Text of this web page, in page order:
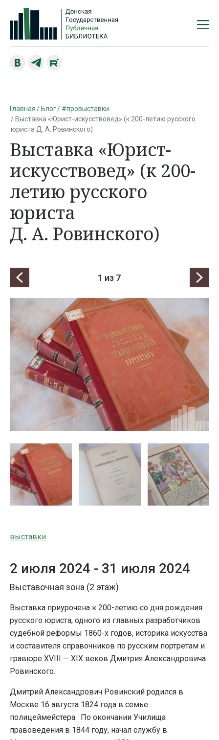
Главная Блог
#провыставки
Выставка «Юрист-искусствовед» (к 200-летию русского
юриста Д. А. Ровинского)
Выставка «Юрист-
искусствовед» (к 200-
летию русского
юриста
Д. А. Ровинского)
1 из 7
выставки
2 июля 2024 - 31 июля 2024
Выставочная зона (2 этаж)
Выставка приурочена к 200-летию со дня рождения
русского юриста, одного из главных разработчиков
судебной реформы 1860-х годов, историка искусства
и составителя справочников по русским портретам и
гравюре XVIII — XIX веков Дмитрия Александровича
Ровинского.
Дмитрий Александрович Ровинский родился в
Москве 16 августа 1824 года в семье
полицеймейстера. По окончании Училища
правоведения в 1844 году, начал службу в